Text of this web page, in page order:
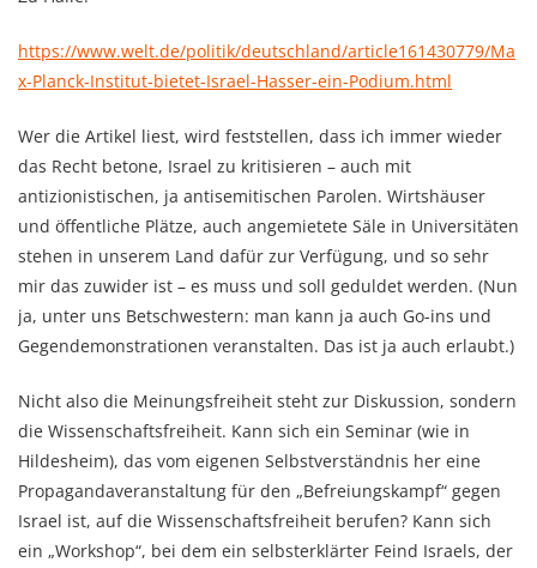
https://www.welt.de/politik/deutschland/article161430779/Ma
x-Planck-Institut-bietet-Israel-Hasser-ein-Podium.html
Wer die Artikel liest, wird feststellen, dass ich immer wieder
das Recht betone, Israel zu kritisieren – auch mit
antizionistischen, ja antisemitischen Parolen. Wirtshäuser
und öffentliche Plätze, auch angemietete Säle in Universitäten
stehen in unserem Land dafür zur Verfügung, und so sehr
mir das zuwider ist – es muss und soll geduldet werden. (Nun
ja, unter uns Betschwestern: man kann ja auch Go-ins und
Gegendemonstrationen veranstalten. Das ist ja auch erlaubt.)
Nicht also die Meinungsfreiheit steht zur Diskussion, sondern
die Wissenschaftsfreiheit. Kann sich ein Seminar (wie in
Hildesheim), das vom eigenen Selbstverständnis her eine
Propagandaveranstaltung für den „Befreiungskampf“ gegen
Israel ist, auf die Wissenschaftsfreiheit berufen? Kann sich
ein „Workshop“, bei dem ein selbsterklärter Feind Israels, der